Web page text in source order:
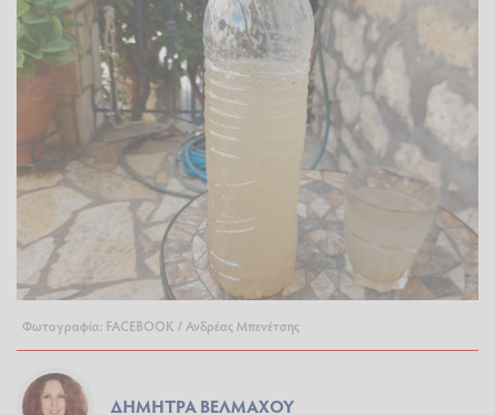
Φωτογραφία: FACEBOOK / Ανδρέας Μπενέτσης
ΔΉΜΗΤΡΑ ΒΈΛΜΑΧΟΥ